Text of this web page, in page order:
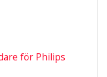
för Philips